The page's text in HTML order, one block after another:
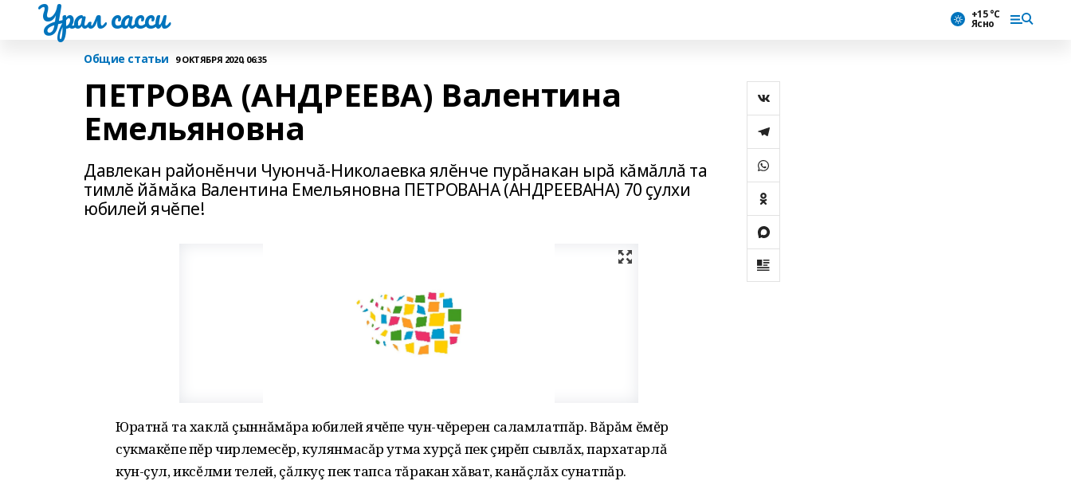
Урал сасси +15 °С
Ясно
Общие статьи 9 ОКТЯБРЯ 2020, 06:35
ПЕТРОВА (АНДРЕЕВА) Валентина
Емельяновна
Давлекан районĕнчи Чуюнчă-Николаевка ялĕнче пурăнакан ырă кăмăллă та
тимлĕ йăмăка Валентина Емельяновна ПЕТРОВАНА (АНДРЕЕВАНА) 70 çулхи
юбилей ячĕпе!
Юратнă та хаклă çыннăмăра юбилей ячĕпе чун-чĕререн саламлатпăр. Вăрăм ĕмĕр
сукмакĕпе пĕр чирлемесĕр‚ кулянмасăр утма хурçă пек çирĕп сывлăх‚ пархатарлă
кун-çул‚ иксĕлми телей‚ çăлкуç пек тапса тăракан хăват‚ канăçлăх сунатпăр.